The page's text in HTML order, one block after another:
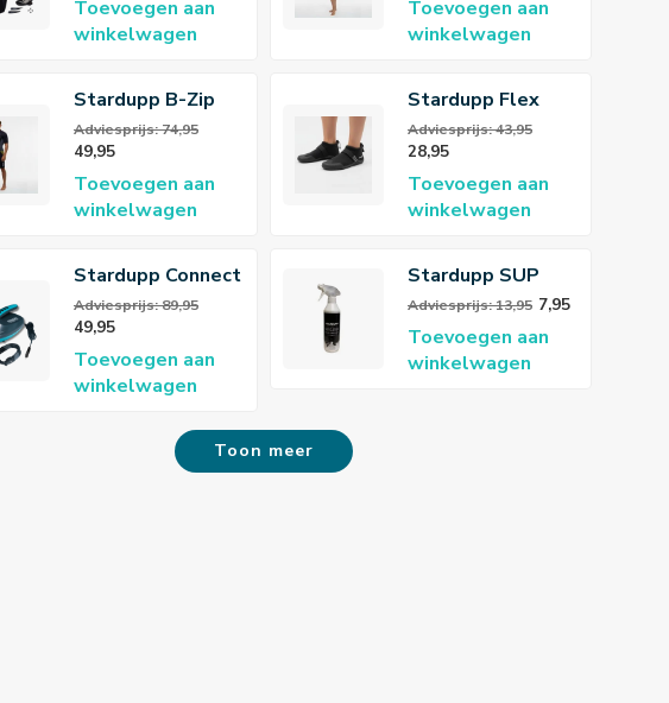
Toevoegen aan
winkelwagen
Dames
Toevoegen aan
winkelwagen
Stardupp B-Zip
Flex Shorty
3/2mm Wetsuit
Heren
Adviesprijs: 74,95
49,95
Toevoegen aan
winkelwagen
Stardupp Flex
Neopreen 3mm
Schoenen
Adviesprijs: 43,95
28,95
Toevoegen aan
winkelwagen
Stardupp Connect
Pump 12V
Adviesprijs: 89,95
49,95
Toevoegen aan
winkelwagen
Stardupp SUP
Cleaner
Adviesprijs: 13,95 7,95
Toevoegen aan
winkelwagen
Toon meer